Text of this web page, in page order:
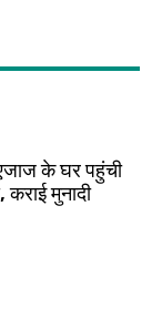
के घर पहुंची
कराई मुनादी